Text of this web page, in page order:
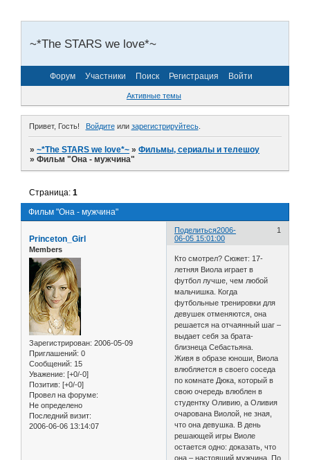
~*The STARS we love*~
Форум Участники Поиск Регистрация Войти
Активные темы
Привет, Гость! Войдитеили зарегистрируйтесь.
»~*The STARS we love*~ »Фильмы, сериалы и телешоу
»Фильм "Она - мужчина"
Фильм "Она - мужчина"
Страница:1
Поделиться 1
2006-
06-05 15:01:00
Princeton_Girl
Members
Зарегистрирован: 2006-05-09
Приглашений: 0
Сообщений: 15
Уважение: [+0/-0]
Позитив: [+0/-0]
Провел на форуме:
Не определено
Последний визит:
2006-06-06 13:14:07
Кто смотрел? Сюжет: 17-
летняя Виола играет в
футбол лучше, чем любой
мальчишка. Когда
футбольные тренировки для
девушек отменяются, она
решается на отчаянный шаг –
выдает себя за брата-
близнеца Себастьяна.
Живя в образе юноши, Виола
влюбляется в своего соседа
по комнате Дюка, который в
свою очередь влюблен в
студентку Оливию, а Оливия
очарована Виолой, не зная,
что она девушка. В день
решающей игры Виоле
остается одно: доказать, что
она – настоящий мужчина. По